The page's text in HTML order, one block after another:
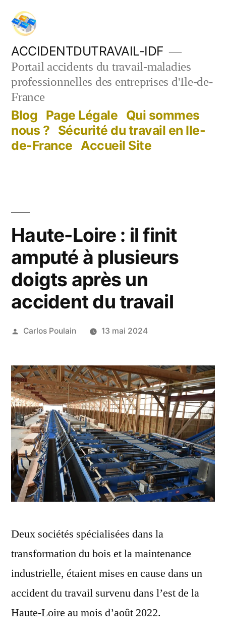
Aller
contenu
ACCIDENTDUTRAVAIL-IDF
Portail accidents du travail-maladies
professionnelles des entreprises d'Ile-de-
France
Blog Page Légale Qui sommes
nous ? Sécurité du travail en Ile-
de-France Accueil Site
Haute-Loire : il finit
amputé à plusieurs
doigts après un
accident du travail
Publié
Carlos Poulain 13 mai 2024
Deux sociétés spécialisées dans la
transformation du bois et la maintenance
industrielle, étaient mises en cause dans un
accident du travail survenu dans l’est de la
Haute-Loire au mois d’août 2022.